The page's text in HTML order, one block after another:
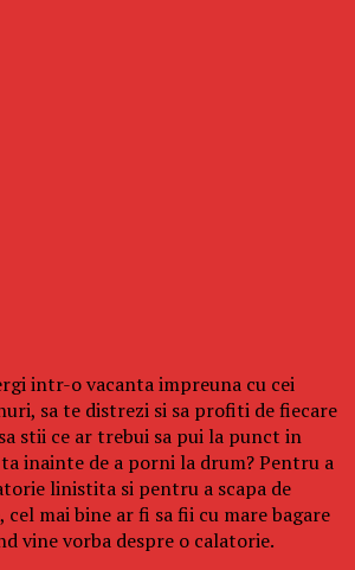
intr-o vacanta impreuna cu cei
sa te distrezi si sa profiti de fiecare
stii ce ar trebui sa pui la punct in
inainte de a porni la drum? Pentru a
linistita si pentru a scapa de
mai bine ar fi sa fii cu mare bagare
vine vorba despre o calatorie.